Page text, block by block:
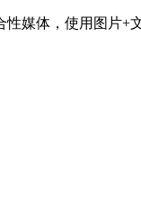
媒体，使用图片